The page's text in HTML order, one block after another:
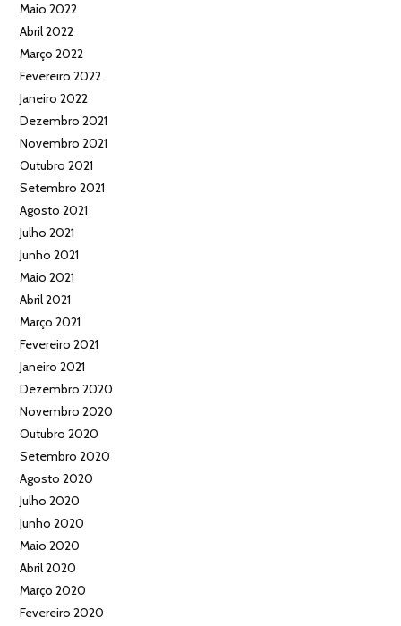
Maio 2022
Abril 2022
Março 2022
Fevereiro 2022
Janeiro 2022
Dezembro 2021
Novembro 2021
Outubro 2021
Setembro 2021
Agosto 2021
Julho 2021
Junho 2021
Maio 2021
Abril 2021
Março 2021
Fevereiro 2021
Janeiro 2021
Dezembro 2020
Novembro 2020
Outubro 2020
Setembro 2020
Agosto 2020
Julho 2020
Junho 2020
Maio 2020
Abril 2020
Março 2020
Fevereiro 2020